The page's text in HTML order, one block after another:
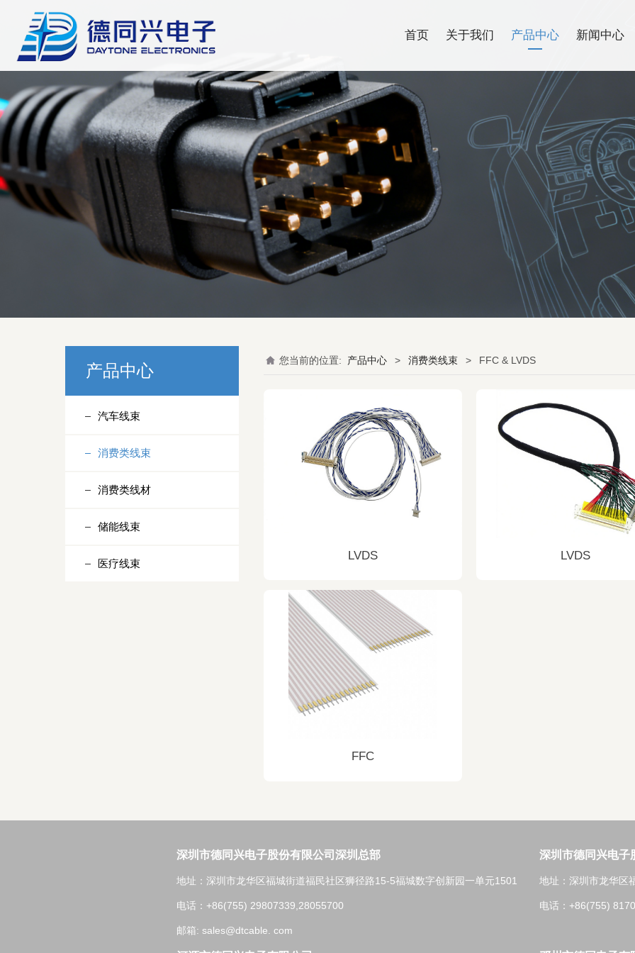
首页 关于我们 产品中心 新闻中心
产品中心
汽车线束
消费类线束
消费类线材
储能线束
医疗线束
您当前的位置: 产品中心 > 消费类线束 > FFC & LVDS
LVDS LVDS
FFC
深圳市德同兴电子股份有限公司深圳总部
地址：深圳市龙华区福城街道福民社区狮径路15-5福城数字创新园一单元1501
电话：+86(755) 29807339,28055700
邮箱: sales@dtcable. com
深圳市德同兴电子
地址：深圳市龙华区
电话：+86(755)